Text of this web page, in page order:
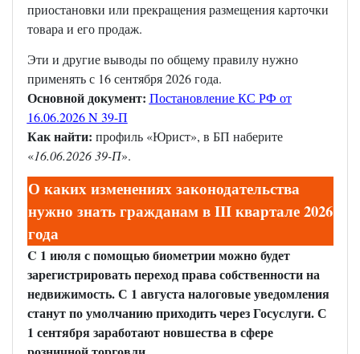
приостановки или прекращения размещения карточки
товара и его продаж.
Эти и другие выводы по общему правилу нужно
применять с 16 сентября 2026 года.
Основной документ: Постановление КС РФ от
16.06.2026 N 39-П
Как найти: профиль «Юрист», в БП наберите
«16.06.2026 39-П».
О каких изменениях законодательства
нужно знать гражданам в III квартале 2026
года
C 1 июля с помощью биометрии можно будет
зарегистрировать переход права собственности на
недвижимость. С 1 августа налоговые уведомления
станут по умолчанию приходить через Госуслуги. С
1 сентября заработают новшества в сфере